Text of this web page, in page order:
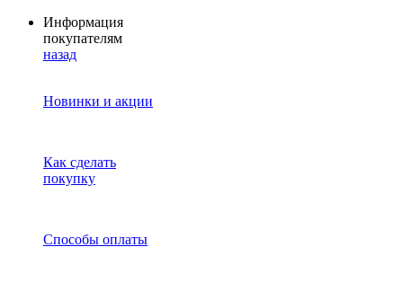
Информация
покупателям
назад
Новинки и акции
Как сделать
покупку
Способы оплаты